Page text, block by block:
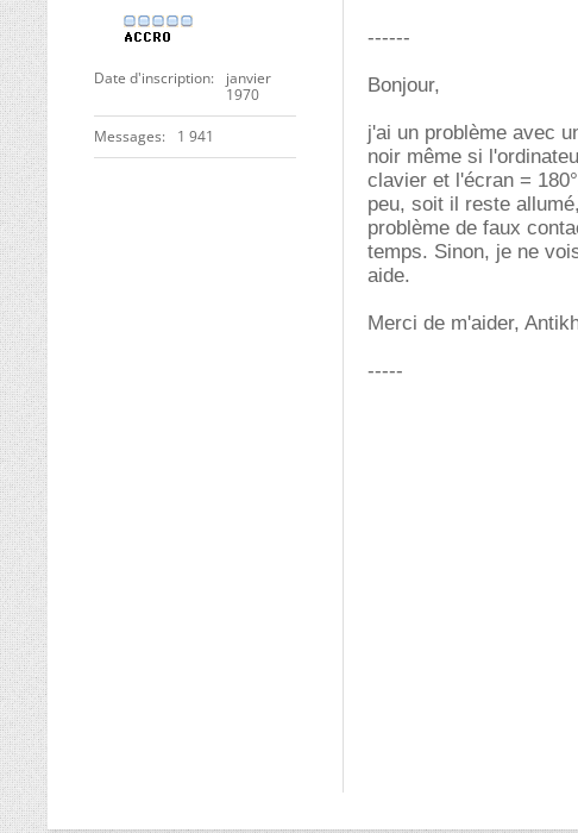
Date d'inscription
janvier
1970
Messages 1 941
------
Bonjour,
j'ai un problème avec
noir même si
clavier et l'écran =
peu, soit il reste
problème de faux
temps. Sinon, je ne
aide.
Merci de m'aider,
-----